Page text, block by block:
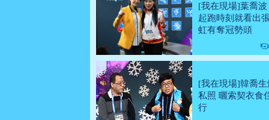
[我在現場]葉喬波
起跑時刻就看出
虹有奪冠勢頭
[我在現場]韓喬生
私照 曬索契衣食
行